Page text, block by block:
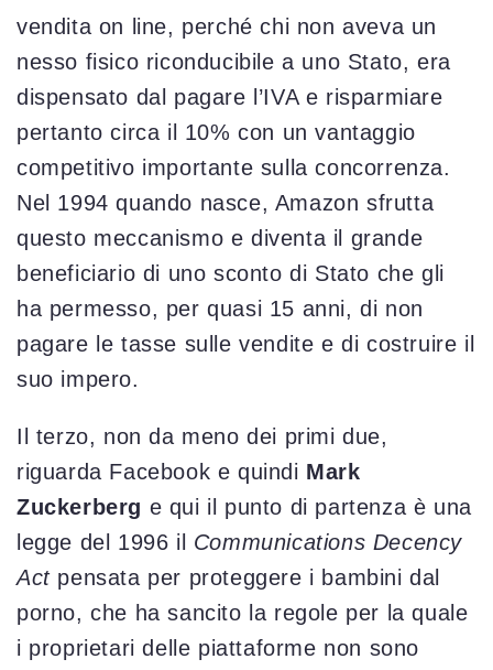
vendita on line, perché chi non aveva un
nesso fisico riconducibile a uno Stato, era
dispensato dal pagare l’IVA e risparmiare
pertanto circa il 10% con un vantaggio
competitivo importante sulla concorrenza.
Nel 1994 quando nasce, Amazon sfrutta
questo meccanismo e diventa il grande
beneficiario di uno sconto di Stato che gli
ha permesso, per quasi 15 anni, di non
pagare le tasse sulle vendite e di costruire il
suo impero.
Il terzo, non da meno dei primi due,
riguarda Facebook e quindi Mark
Zuckerberg e qui il punto di partenza è una
legge del 1996 il Communications Decency
Act pensata per proteggere i bambini dal
porno, che ha sancito la regole per la quale
i proprietari delle piattaforme non sono